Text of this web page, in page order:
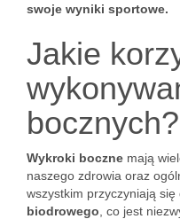
swoje wyniki sportowe.
Jakie
bocznych?
Wykroki boczne mają
naszego zdrowia oraz
wszystkim przyczyniają się
biodrowego , co jest